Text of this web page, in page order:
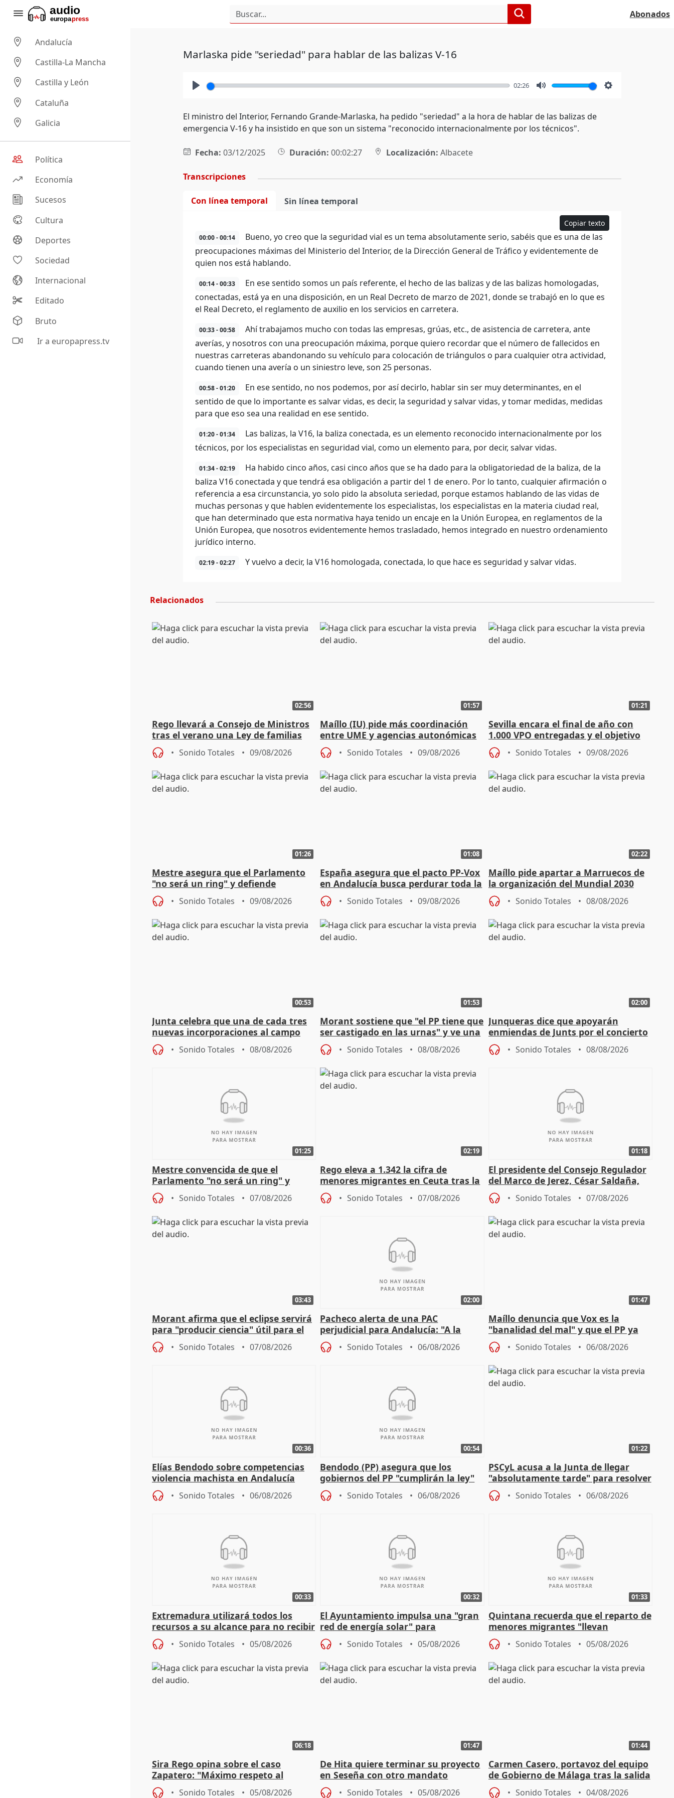
Abonados
Andalucía
Castilla-La Mancha
Castilla y León
Cataluña
Galicia
Política
Economía
Sucesos
Cultura
Deportes
Sociedad
Internacional
Editado
Bruto
Ir a europapress.tv
Marlaska pide "seriedad" para hablar de las balizas V-16
02:26
El ministro del Interior, Fernando Grande-Marlaska, ha pedido "seriedad" a la hora de hablar de las balizas de
emergencia V-16 y ha insistido en que son un sistema "reconocido internacionalmente por los técnicos".
Fecha: 03/12/2025 Duración: 00:02:27 Localización: Albacete
Transcripciones
Con línea temporal Sin línea temporal
Copiar texto
00:00 - 00:14
Bueno, yo creo que la seguridad vial es un tema absolutamente serio, sabéis que es una de las
preocupaciones máximas del Ministerio del Interior, de la Dirección General de Tráfico y evidentemente de
quien nos está hablando.
00:14 - 00:33
En ese sentido somos un país referente, el hecho de las balizas y de las balizas homologadas,
conectadas, está ya en una disposición, en un Real Decreto de marzo de 2021, donde se trabajó en lo que es
el Real Decreto, el reglamento de auxilio en los servicios en carretera.
00:33 - 00:58
Ahí trabajamos mucho con todas las empresas, grúas, etc., de asistencia de carretera, ante
averías, y nosotros con una preocupación máxima, porque quiero recordar que el número de fallecidos en
nuestras carreteras abandonando su vehículo para colocación de triángulos o para cualquier otra actividad,
cuando tienen una avería o un siniestro leve, son 25 personas.
00:58 - 01:20
En ese sentido, no nos podemos, por así decirlo, hablar sin ser muy determinantes, en el
sentido de que lo importante es salvar vidas, es decir, la seguridad y salvar vidas, y tomar medidas, medidas
para que eso sea una realidad en ese sentido.
01:20 - 01:34
Las balizas, la V16, la baliza conectada, es un elemento reconocido internacionalmente por los
técnicos, por los especialistas en seguridad vial, como un elemento para, por decir, salvar vidas.
01:34 - 02:19
Ha habido cinco años, casi cinco años que se ha dado para la obligatoriedad de la baliza, de la
baliza V16 conectada y que tendrá esa obligación a partir del 1 de enero. Por lo tanto, cualquier afirmación o
referencia a esa circunstancia, yo solo pido la absoluta seriedad, porque estamos hablando de las vidas de
muchas personas y que hablen evidentemente los especialistas, los especialistas en la materia ciudad real,
que han determinado que esta normativa haya tenido un encaje en la Unión Europea, en reglamentos de la
Unión Europea, que nosotros evidentemente hemos trasladado, hemos integrado en nuestro ordenamiento
jurídico interno.
02:19 - 02:27 Y vuelvo a decir, la V16 homologada, conectada, lo que hace es seguridad y salvar vidas.
Relacionados
02:56
Rego llevará a Consejo de Ministros
tras el verano una Ley de familias
acogedoras
Sonido Totales 09/08/2026
01:57
Maíllo (IU) pide más coordinación
entre UME y agencias autonómicas
Sonido Totales 09/08/2026
01:21
Sevilla encara el final de año con
1.000 VPO entregadas y el objetivo
de abaratar precios
Sonido Totales 09/08/2026
01:26
Mestre asegura que el Parlamento
"no será un ring" y defiende
"estabilidad" del pacto con Vox
Sonido Totales 09/08/2026
01:08
España asegura que el pacto PP-Vox
en Andalucía busca perdurar toda la
legislatura
Sonido Totales 09/08/2026
02:22
Maíllo pide apartar a Marruecos de
la organización del Mundial 2030
Sonido Totales 08/08/2026
00:53
Junta celebra que una de cada tres
nuevas incorporaciones al campo
andaluz son mujeres jóvenes
Sonido Totales 08/08/2026
01:53
Morant sostiene que "el PP tiene que
ser castigado en las urnas" y ve una
"pulsión de cambio"
Sonido Totales 08/08/2026
02:00
Junqueras dice que apoyarán
enmiendas de Junts por el concierto
en el trámite de financiación
Sonido Totales 08/08/2026
01:25
Mestre convencida de que el
Parlamento "no será un ring" y
defiende "estabilidad" del pacto con
Vox
Sonido Totales 07/08/2026
02:19
Rego eleva a 1.342 la cifra de
menores migrantes en Ceuta tras la
entrada masiva
Sonido Totales 07/08/2026
01:18
El presidente del Consejo Regulador
del Marco de Jerez, César Saldaña,
sobre exportaciones
Sonido Totales 07/08/2026
03:43
Morant afirma que el eclipse servirá
para "producir ciencia" útil para el
resto del mundo
Sonido Totales 07/08/2026
02:00
Pacheco alerta de una PAC
perjudicial para Andalucía: "A la
agricultura hay que protegerla"
Sonido Totales 06/08/2026
01:47
Maíllo denuncia que Vox es la
"banalidad del mal" y que el PP ya
asume todas sus tesis
Sonido Totales 06/08/2026
00:36
Elías Bendodo sobre competencias
violencia machista en Andalucía
Sonido Totales 06/08/2026
00:54
Bendodo (PP) asegura que los
gobiernos del PP "cumplirán la ley"
sobre los menores migrantes
Sonido Totales 06/08/2026
01:22
PSCyL acusa a la Junta de llegar
"absolutamente tarde" para resolver
problemas como Newcastle
Sonido Totales 06/08/2026
00:33
Extremadura utilizará todos los
recursos a su alcance para no recibir
más menores migrantes
Sonido Totales 05/08/2026
00:32
El Ayuntamiento impulsa una "gran
red de energía solar" para
autoconsumo
Sonido Totales 05/08/2026
01:33
Quintana recuerda que el reparto de
menores migrantes "llevan
aportación del Gobierno" central
Sonido Totales 05/08/2026
06:18
Sira Rego opina sobre el caso
Zapatero: "Máximo respeto al
proceso judicial"
Sonido Totales 05/08/2026
01:47
De Hita quiere terminar su proyecto
en Seseña con otro mandato
Sonido Totales 05/08/2026
01:44
Carmen Casero, portavoz del equipo
de Gobierno de Málaga tras la salida
de Pérez de Siles
Sonido Totales 04/08/2026